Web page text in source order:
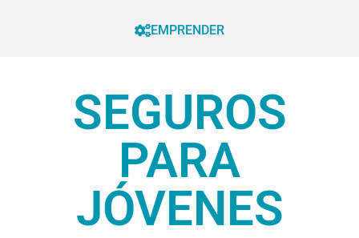
EMPRENDER
SEGUROS
PARA
JÓVENES